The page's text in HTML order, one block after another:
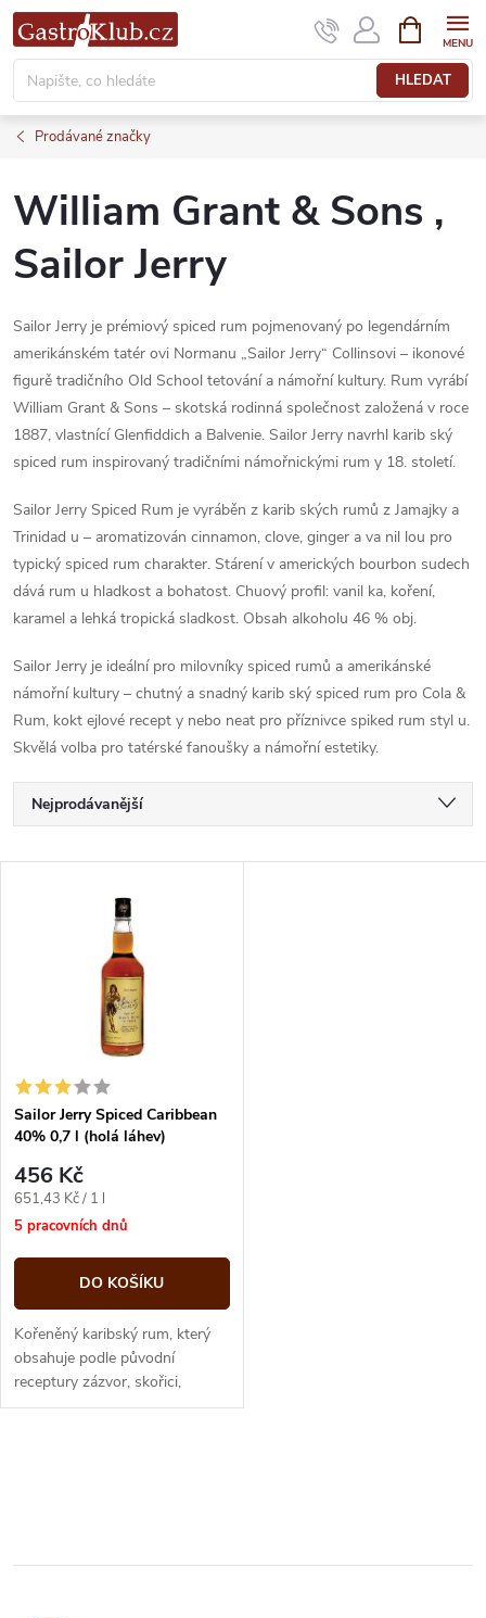
Přejít
na
obsah
HLEDAT
NÁKUPNÍ
KOŠÍK
Prodávané značky
William Grant & Sons ,
Sailor Jerry
Sailor Jerry je prémiový spiced rum pojmenovaný po legendárním
amerikánském tatér ovi Normanu „Sailor Jerry“ Collinsovi – ikonové
figurě tradičního Old School tetování a námořní kultury. Rum vyrábí
William Grant & Sons – skotská rodinná společnost založená v roce
1887, vlastnící Glenfiddich a Balvenie. Sailor Jerry navrhl karib ský
spiced rum inspirovaný tradičními námořnickými rum y 18. století.
Sailor Jerry Spiced Rum je vyráběn z karib ských rumů z Jamajky a
Trinidad u – aromatizován cinnamon, clove, ginger a va nil lou pro
typický spiced rum charakter. Stárení v amerických bourbon sudech
dává rum u hladkost a bohatost. Chuový profil: vanil ka, koření,
karamel a lehká tropická sladkost. Obsah alkoholu 46 % obj.
Sailor Jerry je ideální pro milovníky spiced rumů a amerikánské
námořní kultury – chutný a snadný karib ský spiced rum pro Cola &
Rum, kokt ejlové recept y nebo neat pro příznivce spiked rum styl u.
Skvělá volba pro tatérské fanoušky a námořní estetiky.
Ř
a
í
p
r
o
d
u
k
Nejprodávanější
s
p
r
o
d
u
Sailor Jerry Spiced Caribbean
40% 0,7 l (holá láhev)
456 Kč
Měrná
cena:
651,43 Kč / 1 l
5 pracovních dnů
DO KOŠÍKU
Kořeněný karibský rum, který
obsahuje podle původní
receptury zázvor, skořici,
hřebíček, vanilku a infuzi
l